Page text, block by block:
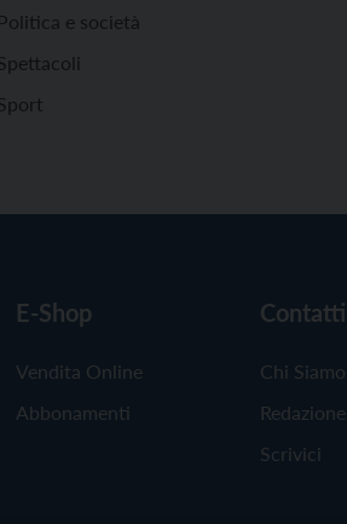
Politica e società
E-Shop
Vendita Online
Abbonamenti
Contatti
Chi Siamo
Redazione
Scrivici